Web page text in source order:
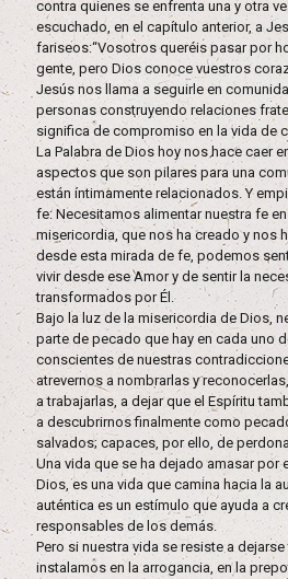
contra quienes se enfrenta una y otra
escuchado, en el capítulo anterior, a
fariseos:“Vosotros queréis pasar por
gente, pero Dios conoce vuestros
Jesús nos llama a seguirle en
personas construyendo relaciones
significa de compromiso en la vida de
La Palabra de Dios hoy nos hace caer
aspectos que son pilares para una
están íntimamente relacionados. Y
fe: Necesitamos alimentar nuestra fe
misericordia, que nos ha creado y nos
desde esta mirada de fe, podemos
vivir desde ese Amor y de sentir la
transformados por Él.
Bajo la luz de la misericordia de Dios,
parte de pecado que hay en cada uno
conscientes de nuestras
atrevernos a nombrarlas y
a trabajarlas, a dejar que el Espíritu
a descubrirnos finalmente como
salvados; capaces, por ello, de
Una vida que se ha dejado amasar por
Dios, es una vida que camina hacia la
auténtica es un estímulo que ayuda a
responsables de los demás.
Pero si nuestra vida se resiste a
instalamos en la arrogancia, en la